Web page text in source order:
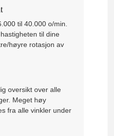
til 40.000 o/min.
til dine
høyre rotasjon av
oversikt over alle
Meget høy
fra alle vinkler under